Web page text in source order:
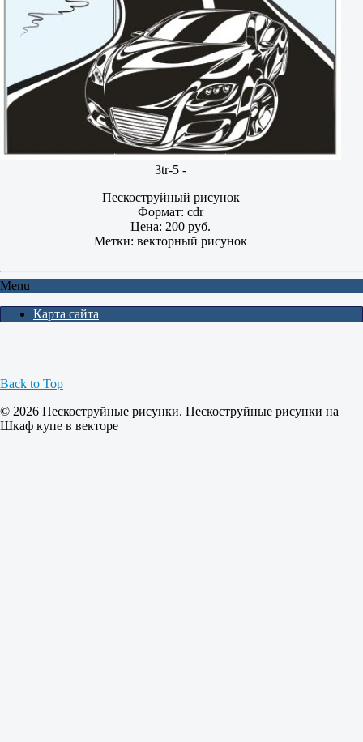
3tr-5 -
Пескоструйный рисунок
Формат: cdr
Цена: 200 руб.
Метки: векторный рисунок
Menu
Карта сайта
Back to Top
© 2026 Пескоструйные рисунки. Пескоструйные рисунки на
Шкаф купе в векторе